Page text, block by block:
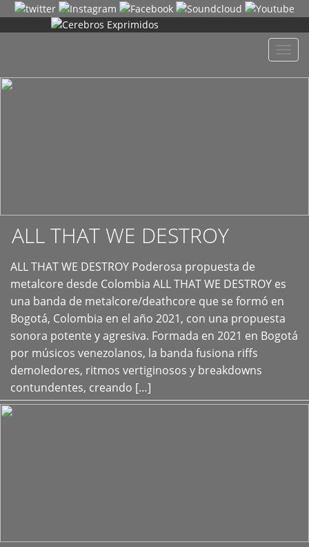
ALL THAT WE DESTROY
ALL THAT WE DESTROY Poderosa propuesta de
metalcore desde Colombia ALL THAT WE DESTROY es
una banda de metalcore/deathcore que se formó en
Bogotá, Colombia en el año 2021, con una propuesta
sonora potente y agresiva. Formada en 2021 en Bogotá
por músicos venezolanos, la banda fusiona riffs
demoledores, ritmos vertiginosos y breakdowns
contundentes, creando […]
+